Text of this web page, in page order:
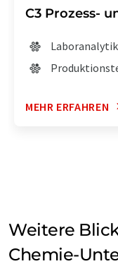
C3 Prozess-
MEHR ERFAHREN
Weitere
Chemie-